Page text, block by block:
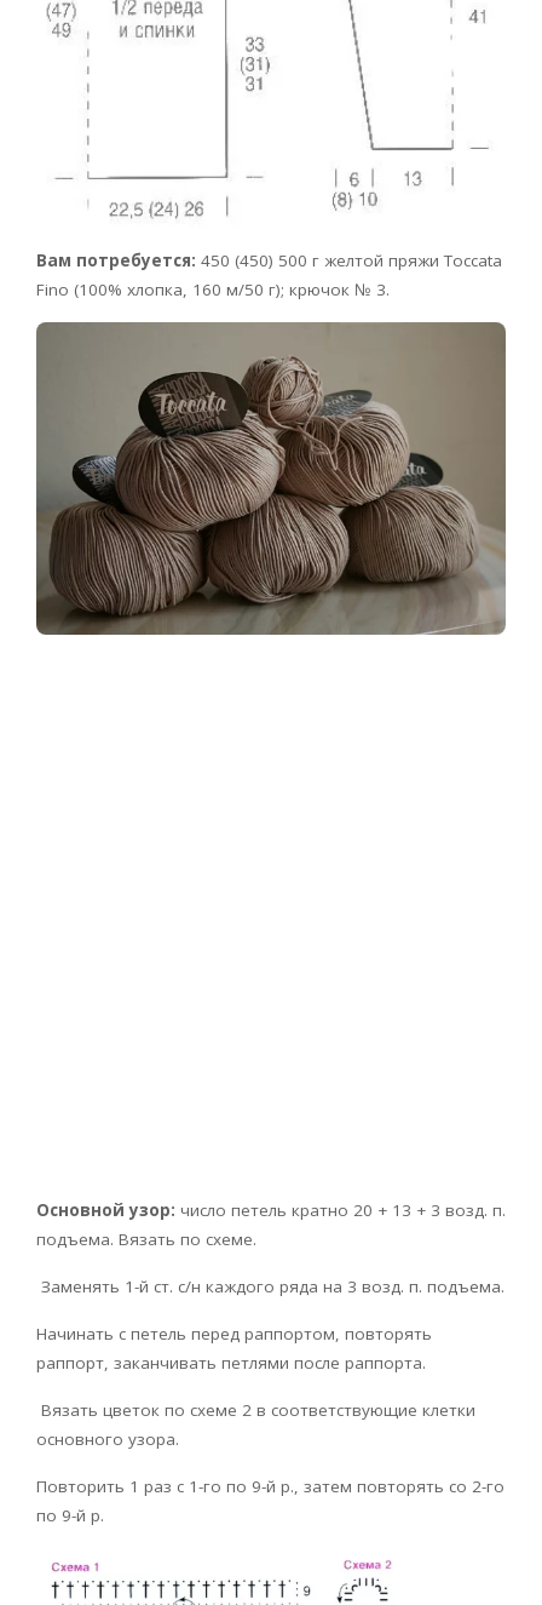
Вам потребуется: 450 (450) 500 г желтой пряжи Toccata
Fino (100% хлопка, 160 м/50 г); крючок № 3.
Основной узор: число петель кратно 20 + 13 + 3 возд. п.
подъ­ема. Вязать по схеме.
Заменять 1-й ст. с/н каждого ряда на 3 возд. п. подъема.
Начинать с петель перед раппортом, повторять
раппорт, заканчивать петлями после раппорта.
Вязать цветок по схеме 2 в соответствующие клетки
основного узора.
Повторить 1 раз с 1-го по 9-й р., затем повторять со 2-го
по 9-й р.